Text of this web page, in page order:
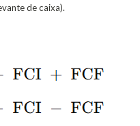
de caixa).